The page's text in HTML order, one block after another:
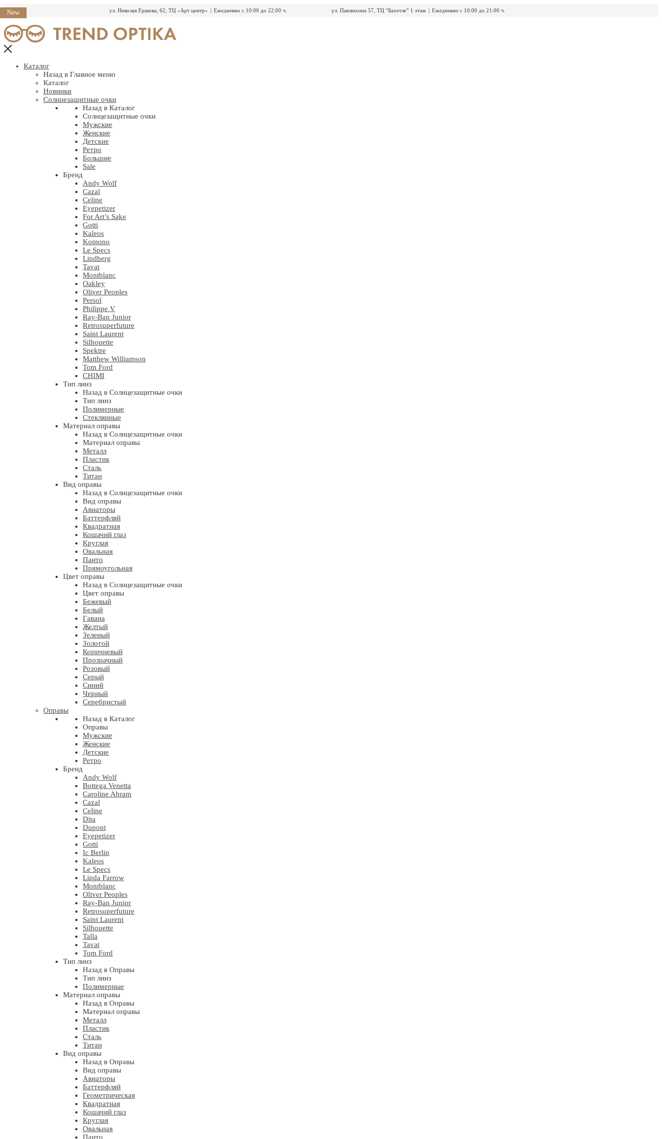
ул. Николая Ершова, 62, ТЦ «Арт центр» | Ежедневно с 10:00 до 22:00 ч. ул. Павлюхина 57, ТЦ “Бахетле” 1 этаж | Ежедневно с 10:00 до 21:00 ч.
Перейти
к
содержимому
Каталог
Назад в Главное меню
Каталог
Новинки
Солнцезащитные очки
Назад в Каталог
Солнцезащитные очки
Мужские
Женские
Детские
Ретро
Большие
Sale
Бренд
Andy Wolf
Cazal
Celine
Eyepetizer
For Art’s Sake
Gotti
Kaleos
Komono
Le Specs
Lindberg
Tavat
Montblanc
Oakley
Oliver Peoples
Persol
Philippe V
Ray-Ban Junior
Retrosuperfuture
Saint Laurent
Silhouette
Spektre
Matthew Williamson
Tom Ford
CHIMI
Тип линз
Назад в Солнцезащитные очки
Тип линз
Полимерные
Стеклянные
Материал оправы
Назад в Солнцезащитные очки
Материал оправы
Металл
Пластик
Сталь
Титан
Вид оправы
Назад в Солнцезащитные очки
Вид оправы
Авиаторы
Баттерфляй
Квадратная
Кошачий глаз
Круглая
Овальная
Панто
Прямоугольная
Цвет оправы
Назад в Солнцезащитные очки
Цвет оправы
Бежевый
Белый
Гавана
Желтый
Зеленый
Золотой
Коричневый
Прозрачный
Розовый
Серый
Синий
Черный
Серебристый
Оправы
Назад в Каталог
Оправы
Мужские
Женские
Детские
Ретро
Бренд
Andy Wolf
Bottega Venetta
Caroline Abram
Cazal
Celine
Dita
Dupont
Eyepetizer
Gotti
Ic Berlin
Kaleos
Le Specs
Linda Farrow
Montblanc
Oliver Peoples
Ray-Ban Junior
Retrosuperfuture
Saint Laurent
Silhouette
Talla
Tavat
Tom Ford
Тип линз
Назад в Оправы
Тип линз
Полимерные
Материал оправы
Назад в Оправы
Материал оправы
Металл
Пластик
Сталь
Титан
Вид оправы
Назад в Оправы
Вид оправы
Авиаторы
Баттерфляй
Геометрическая
Квадратная
Кошачий глаз
Круглая
Овальная
Панто
New